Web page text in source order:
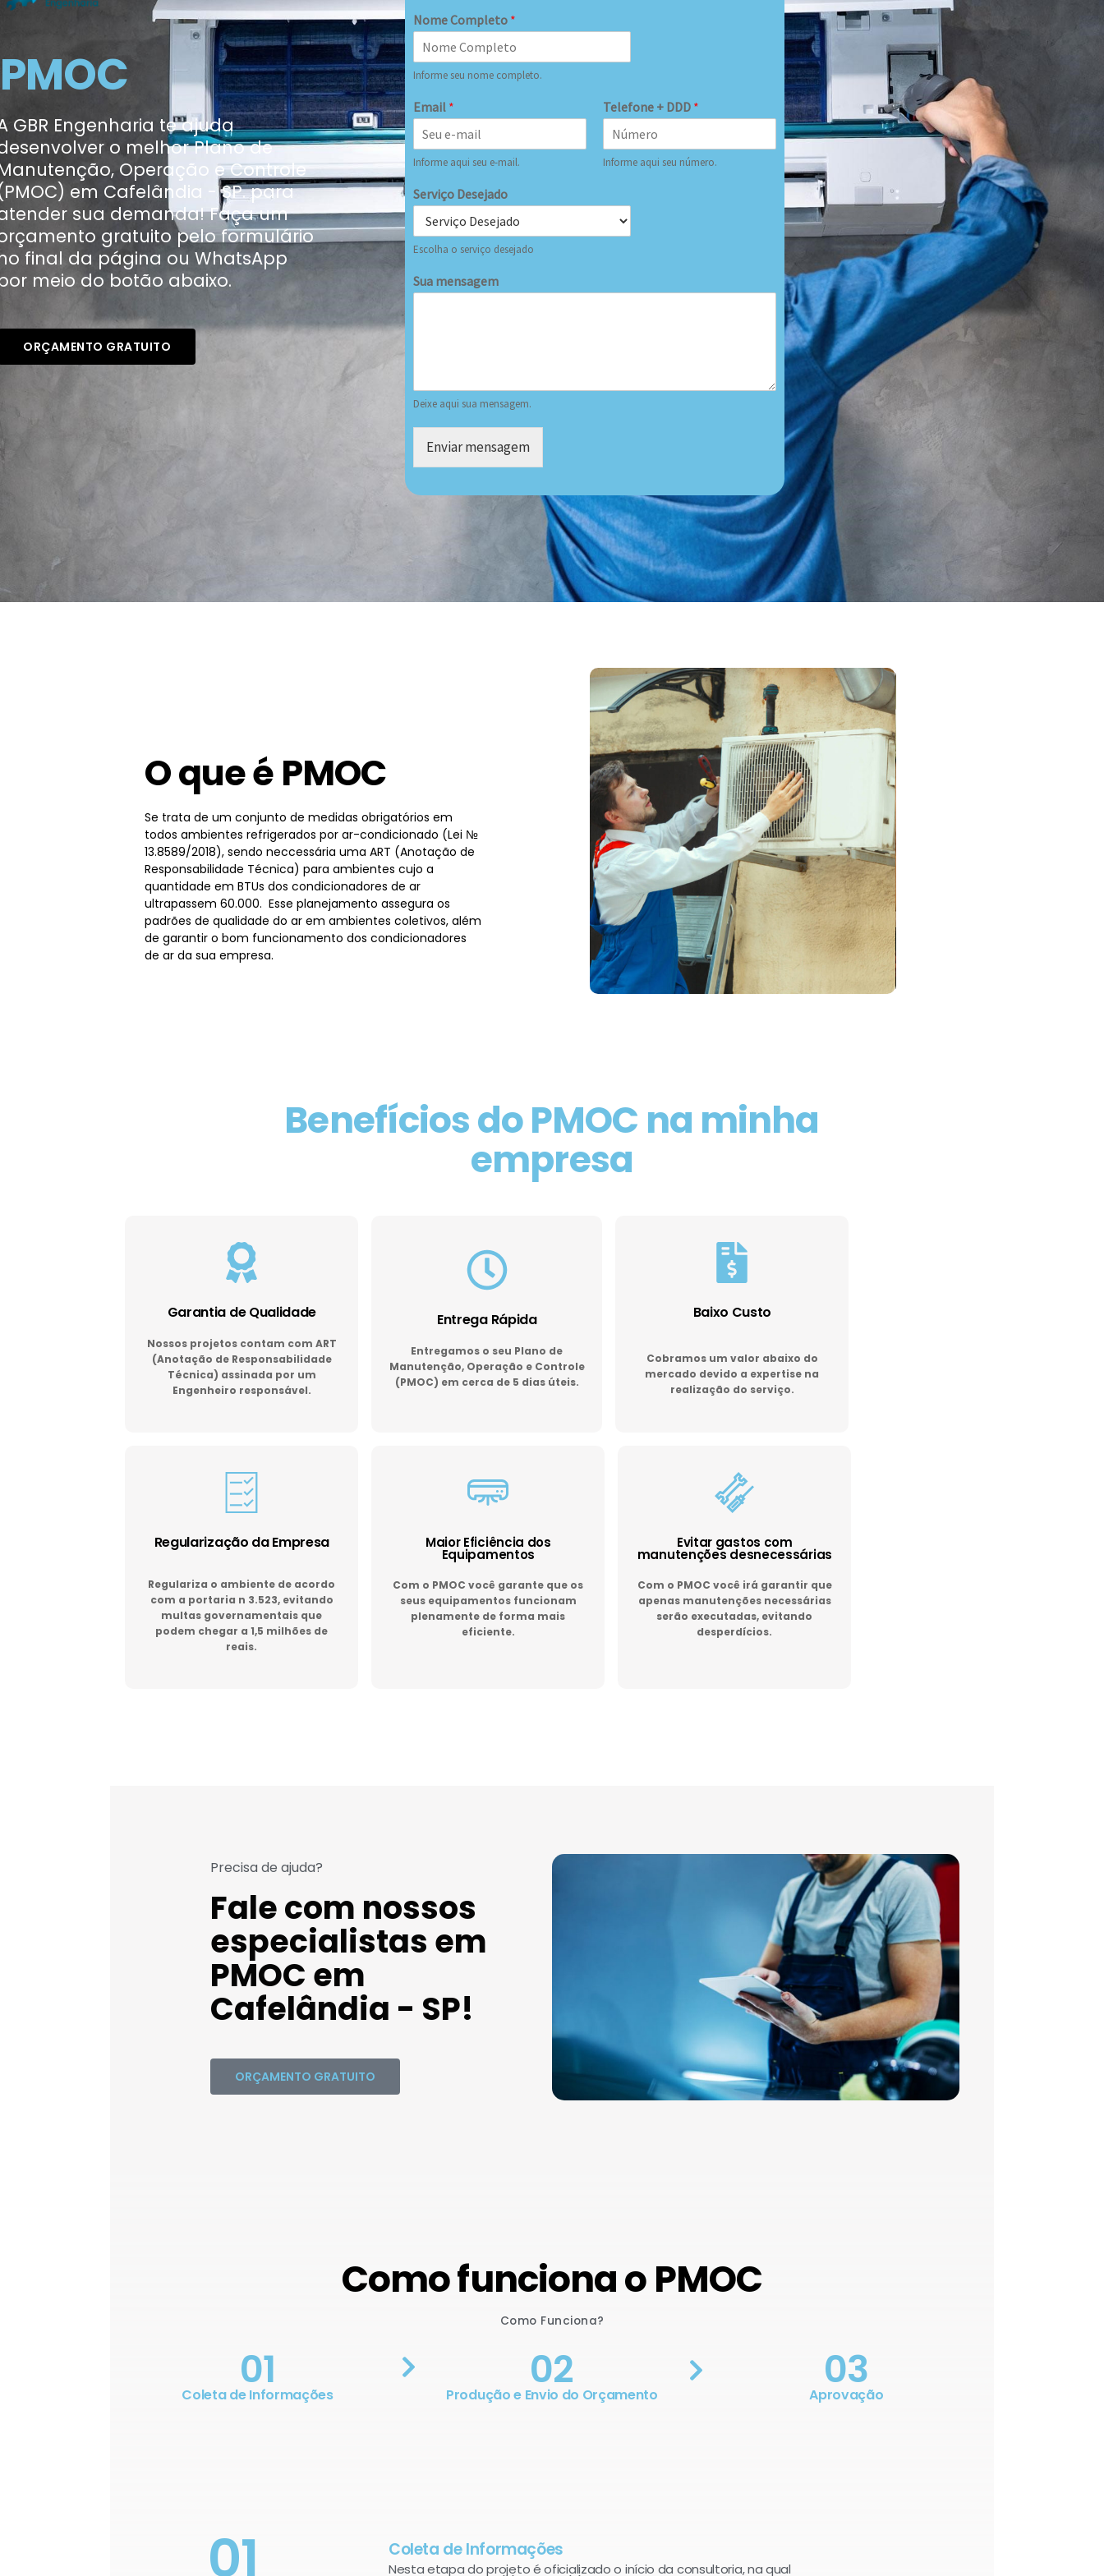
PMOC
GBR Engenharia te ajuda
o melhor Plano de
Operação e Controle
em Cafelândia - SP. para
sua demanda! Faça um
gratuito pelo formulário
final da página ou WhatsApp
meio do botão abaixo.
ORÇAMENTO GRATUITO
Nome Completo *
Informe seu nome completo.
Email *
Informe aqui seu e-mail.
Telefone + DDD *
Informe aqui seu número.
Serviço Desejado
Escolha o serviço desejado
Sua mensagem
Deixe aqui sua mensagem.
Enviar mensagem
O que é PMOC
Se trata de um conjunto de medidas obrigatórios em
todos ambientes refrigerados por ar-condicionado (Lei №
13.8589/2018), sendo neccessária uma ART (Anotação de
Responsabilidade Técnica) para ambientes cujo a
quantidade em BTUs dos condicionadores de ar
ultrapassem 60.000. Esse planejamento assegura os
padrões de qualidade do ar em ambientes coletivos, além
de garantir o bom funcionamento dos condicionadores
de ar da sua empresa.
Benefícios do PMOC na minha
empresa
Garantia de Qualidade
Nossos projetos contam com ART
(Anotação de Responsabilidade
Técnica) assinada por um
Engenheiro responsável.
Entrega Rápida
Entregamos o seu Plano de
Manutenção, Operação e Controle
(PMOC) em cerca de 5 dias úteis.
Baixo Custo
Cobramos um valor abaixo do
mercado devido a expertise na
realização do serviço.
Regularização da Empresa
Regulariza o ambiente de acordo
com a portaria n 3.523, evitando
multas governamentais que
podem chegar a 1,5 milhões de
reais.
Maior Eficiência dos
Equipamentos
Com o PMOC você garante que os
seus equipamentos funcionam
plenamente de forma mais
eficiente.
Evitar gastos com
manutenções desnecessárias
Com o PMOC você irá garantir que
apenas manutenções necessárias
serão executadas, evitando
desperdícios.
Precisa de ajuda?
Fale com nossos
especialistas em
PMOC em
Cafelândia - SP!
ORÇAMENTO GRATUITO
Como funciona o PMOC
Como Funciona?
01
Coleta de Informações 02
Produção e Envio do Orçamento 03
Aprovação
01 Coleta de Informações
Nesta etapa do projeto é oficializado o início da consultoria, na qual